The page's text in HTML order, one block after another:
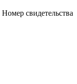
Номер свидетельства